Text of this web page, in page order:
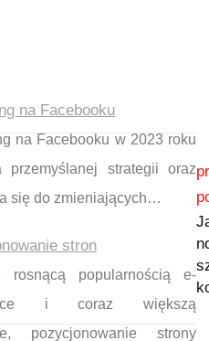
na Facebooku
na Facebooku w 2023 roku
przemyślanej strategii oraz
się do zmieniających…
stron
rosnącą popularnością e-
i coraz większą
pozycjonowanie strony